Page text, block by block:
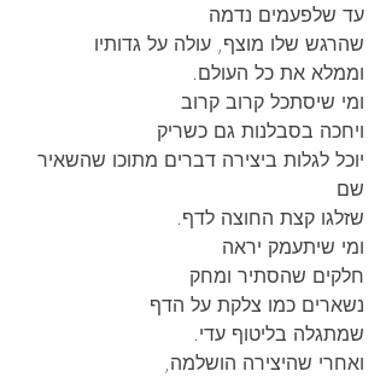
עד שלפעמים נדמה
שהרגש שלו מוצף, עולה על גדותיו
וממלא את כל העולם.
ומי שיסתכל קרוב קרוב
ויחכה בסבלנות גם כשריק
יוכל לגלות ביצירה דברים מתוכו שהשאיר
שם
שזלגו קצת החוצה לדף.
ומי שיתעמק יראה
חלקים שהסתיר ומחק
נשארים כמו צלקת על הדף
שמתגלה בליטוף עדי.
ואחרי שהיצירה הושלמה,